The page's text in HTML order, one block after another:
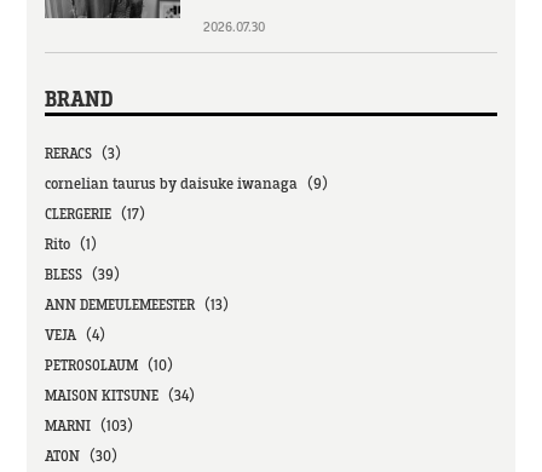
2026.07.30
BRAND
RERACS（3）
cornelian taurus by daisuke iwanaga（9）
CLERGERIE（17）
Rito（1）
BLESS（39）
ANN DEMEULEMEESTER（13）
VEJA（4）
PETROSOLAUM（10）
MAISON KITSUNE（34）
MARNI（103）
ATON（30）